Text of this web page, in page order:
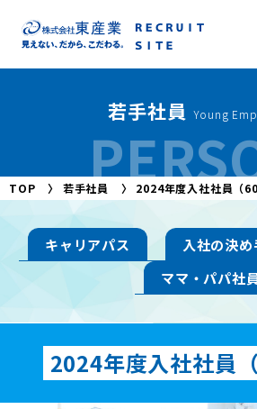
若手社員 Young
TOP 〉 若手社員 〉 2024年度入社社員（60
キャリアパス 入社の決め
ママ・パパ社
2024年度入社社員